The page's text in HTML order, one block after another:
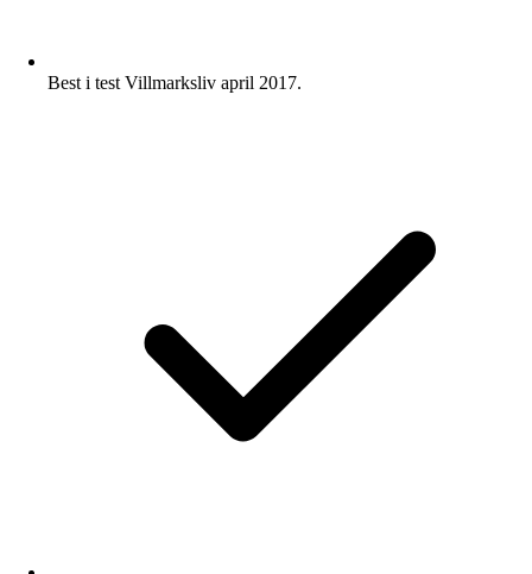
Best i test Villmarksliv april 2017.